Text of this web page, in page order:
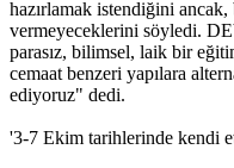
hazırlamak istendiğini ancak,
vermeyeceklerini söyledi.
parasız, bilimsel, laik bir
cemaat benzeri yapılara
ediyoruz" dedi.
'3-7 Ekim tarihlerinde kendi